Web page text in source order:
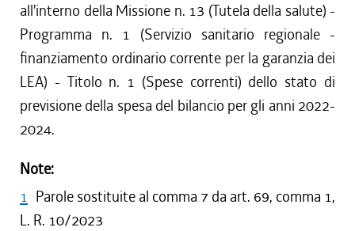
all'interno della Missione n. 13 (Tutela della salute) -
Programma n. 1 (Servizio sanitario regionale -
finanziamento ordinario corrente per la garanzia dei
LEA) - Titolo n. 1 (Spese correnti) dello stato di
previsione della spesa del bilancio per gli anni 2022-
2024.
Note:
1 Parole sostituite al comma 7 da art. 69, comma 1,
L. R. 10/2023